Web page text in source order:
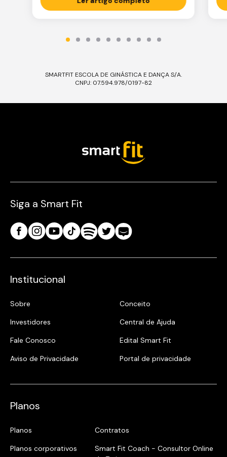
SMARTFIT ESCOLA DE GINÁSTICA E DANÇA S/A.
CNPJ: 07.594.978/0197-82
Siga a Smart Fit
Institucional
Sobre
Conceito
Investidores
Central de Ajuda
Fale Conosco
Edital Smart Fit
Aviso de Privacidade
Portal de privacidade
Planos
Planos
Contratos
Planos corporativos
Smart Fit Coach - Consultor Online